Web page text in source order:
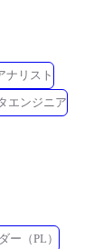
ナリスト
エンジニア
ー（PL）